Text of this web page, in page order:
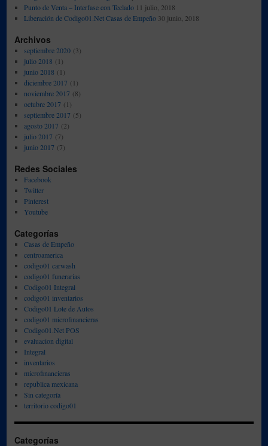
Punto de Venta – Interfase con Teclado 11 julio, 2018
Liberación de Codigo01.Net Casas de Empeño 30 junio, 2018
Archivos
septiembre 2020(3)
julio 2018 (1)
junio 2018 (1)
diciembre 2017 (1)
noviembre 2017 (8)
octubre 2017 (1)
septiembre 2017 (5)
agosto 2017 (2)
julio 2017 (7)
junio 2017 (7)
Redes Sociales
Facebook
Twitter
Pinterest
Youtube
Categorías
Casas de Empeño
centroamerica
codigo01 carwash
codigo01 funerarias
Codigo01 Integral
codigo01 inventarios
Codigo01 Lote de Autos
codigo01 microfinancieras
Codigo01.Net POS
evaluacion digital
Integral
inventarios
microfinancieras
republica mexicana
Sin categoría
territorio codigo01
Categorías